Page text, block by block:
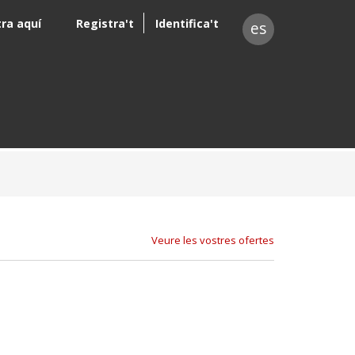
aquí Registra't Identifica't es
Veure les vostres ofertes